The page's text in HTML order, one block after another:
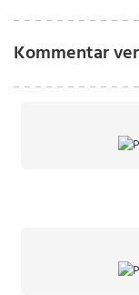
Kommentar